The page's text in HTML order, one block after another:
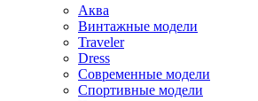
Аква
Винтажные модели
Traveler
Dress
Современные модели
Спортивные модели